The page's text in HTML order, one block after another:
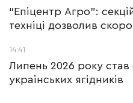
“Епіцентр Агро”:
техніці дозволив
14:41
Липень 2026 року
українських ягідників